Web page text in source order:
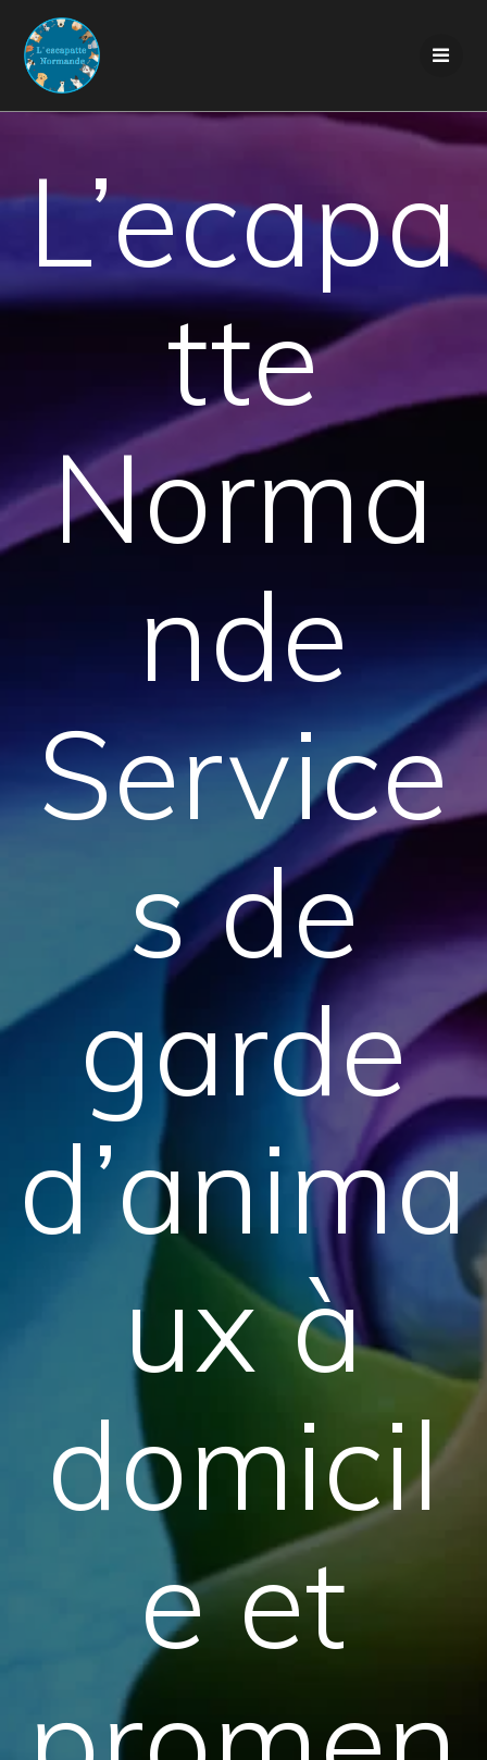
L’ecapa
tte
Norma
nde
Service
s de
garde
d’anima
ux à
domicil
e et